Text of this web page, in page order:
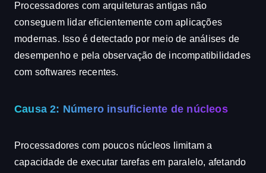
Processadores com arquiteturas antigas não
conseguem lidar eficientemente com aplicações
modernas. Isso é detectado por meio de análises de
desempenho e pela observação de incompatibilidades
com softwares recentes.
Causa 2: Número insuficiente de núcleos
Processadores com poucos núcleos limitam a
capacidade de executar tarefas em paralelo, afetando